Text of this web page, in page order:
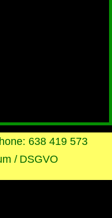
638 419 573
/ DSGVO